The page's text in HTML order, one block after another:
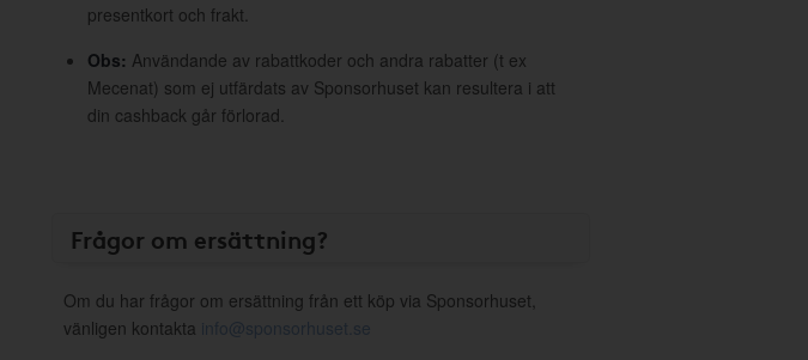
presentkort och frakt.
Obs: Användande av rabattkoder och andra rabatter (t ex
Mecenat) som ej utfärdats av Sponsorhuset kan resultera i att
din cashback går förlorad.
Frågor om ersättning?
Om du har frågor om ersättning från ett köp via Sponsorhuset,
vänligen kontakta info@sponsorhuset.se